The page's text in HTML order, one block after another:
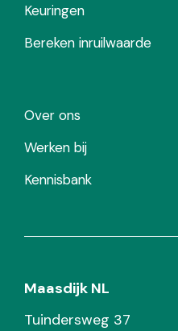
Keuringen
Bereken inruilwaarde
Over ons
Werken bij
Kennisbank
Maasdijk NL
Tuindersweg 37